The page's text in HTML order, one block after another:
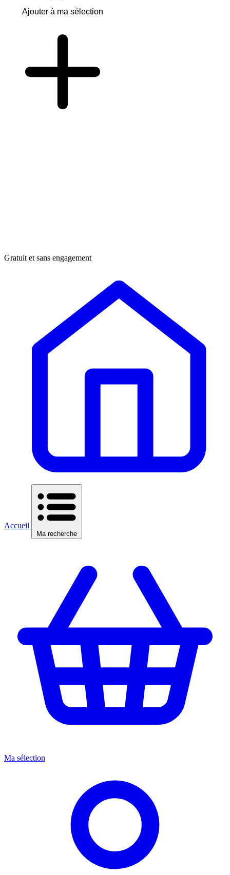
Ajouter à ma sélection
Gratuit et sans engagement
Accueil
Ma recherche
Ma sélection